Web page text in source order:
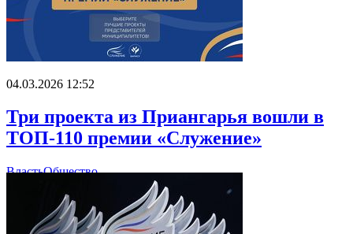
04.03.2026 12:52
Три проекта из Приангарья вошли в
ТОП-110 премии «Служение»
ВластьОбщество